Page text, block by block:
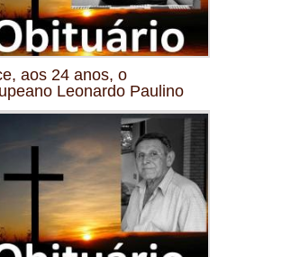
aos 24 anos, o
Leonardo Paulino